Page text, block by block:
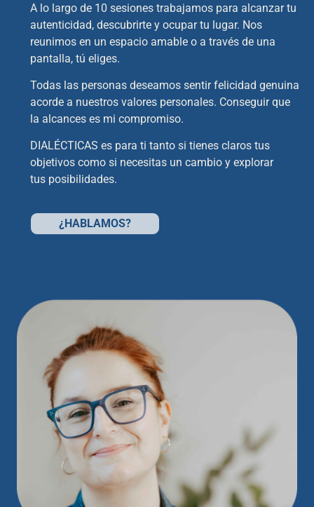
A lo largo de 10 sesiones trabajamos para alcanzar tu
autenticidad, descubrirte y ocupar tu lugar. Nos
reunimos en un espacio amable o a través de una
pantalla, tú eliges.
Todas las personas deseamos sentir felicidad genuina
acorde a nuestros valores personales. Conseguir que
la alcances es mi compromiso.
DIALÉCTICAS es para ti tanto si tienes claros tus
objetivos como si necesitas un cambio y explorar
tus posibilidades.
¿HABLAMOS?